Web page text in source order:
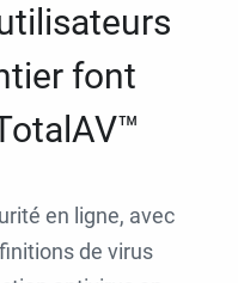
font
en ligne, avec
de virus